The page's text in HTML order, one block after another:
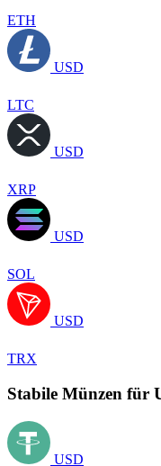
ETH
USD
LTC
USD
XRP
USD
SOL
USD
TRX
Stabile Münzen für
USD